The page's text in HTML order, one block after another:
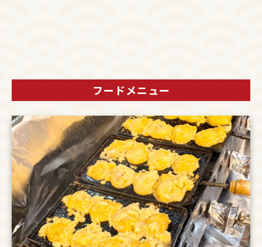
フードメニュー